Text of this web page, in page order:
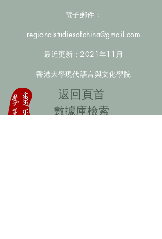
電子郵件：
regionalstudiesofchina@gmail.com
最近更新：2021年11月
香港大學現代語言與文化學院
​返回頁首
數據庫檢索